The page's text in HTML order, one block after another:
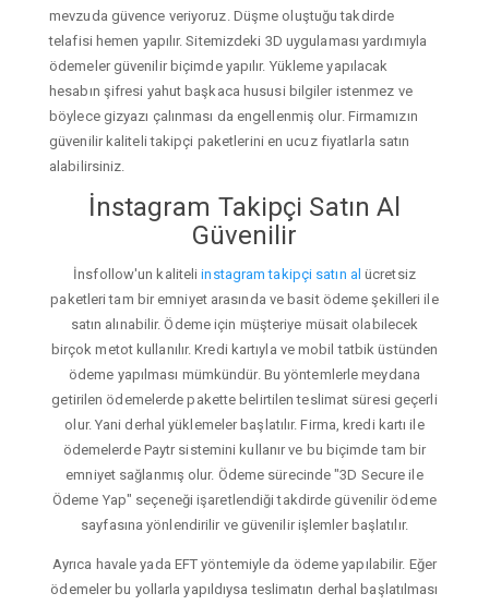
mevzuda güvence veriyoruz. Düşme oluştuğu takdirde
telafisi hemen yapılır. Sitemizdeki 3D uygulaması yardımıyla
ödemeler güvenilir biçimde yapılır. Yükleme yapılacak
hesabın şifresi yahut başkaca hususi bilgiler istenmez ve
böylece gizyazı çalınması da engellenmiş olur. Firmamızın
güvenilir kaliteli takipçi paketlerini en ucuz fiyatlarla satın
alabilirsiniz.
İnstagram Takipçi Satın Al
Güvenilir
İnsfollow'un kaliteliinstagram takipçi satın al ücretsiz
paketleri tam bir emniyet arasında ve basit ödeme şekilleri ile
satın alınabilir. Ödeme için müşteriye müsait olabilecek
birçok metot kullanılır. Kredi kartıyla ve mobil tatbik üstünden
ödeme yapılması mümkündür. Bu yöntemlerle meydana
getirilen ödemelerde pakette belirtilen teslimat süresi geçerli
olur. Yani derhal yüklemeler başlatılır. Firma, kredi kartı ile
ödemelerde Paytr sistemini kullanır ve bu biçimde tam bir
emniyet sağlanmış olur. Ödeme sürecinde "3D Secure ile
Ödeme Yap" seçeneği işaretlendiği takdirde güvenilir ödeme
sayfasına yönlendirilir ve güvenilir işlemler başlatılır.
Ayrıca havale yada EFT yöntemiyle da ödeme yapılabilir. Eğer
ödemeler bu yollarla yapıldıysa teslimatın derhal başlatılması